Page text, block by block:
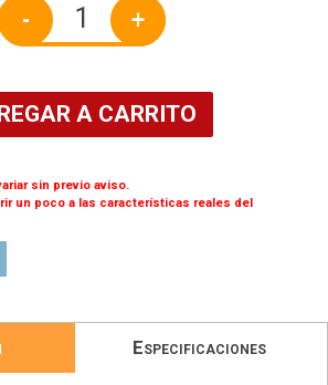
- +
A CARRITO
sin previo aviso.
un poco a las características reales del
Especificaciones